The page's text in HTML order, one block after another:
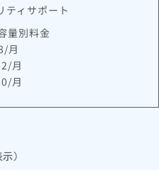
ティサポート
量別料金
月
月
月
）